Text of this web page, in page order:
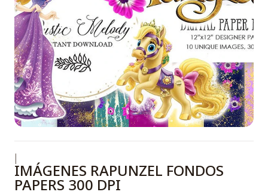
IMÁGENES RAPUNZEL FONDOS
PAPERS 300 DPI